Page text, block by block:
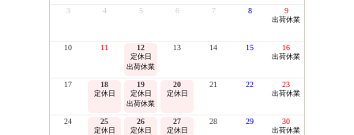
3 4 5 6 7 8 9
出荷休業
10 11 12
定休日
出荷休業
13 14 15 16
出荷休業
17 18
定休日
19
定休日
出荷休業
20
定休日
21 22 23
出荷休業
24 25
定休日
26
定休日
27
定休日
28 29 30
出荷休業